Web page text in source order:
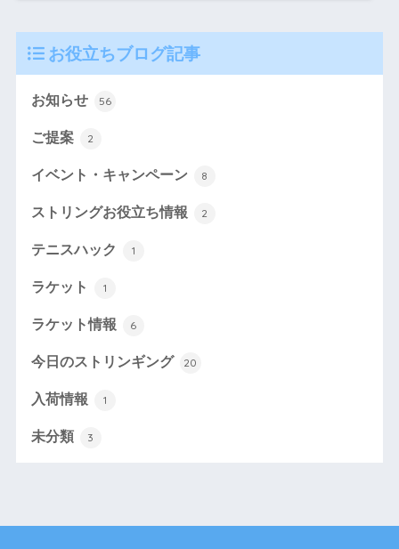
お役立ちブログ記事
お知らせ 56
ご提案 2
イベント・キャンペーン 8
ストリングお役立ち情報 2
テニスハック 1
ラケット 1
ラケット情報 6
今日のストリンギング 20
入荷情報 1
未分類 3